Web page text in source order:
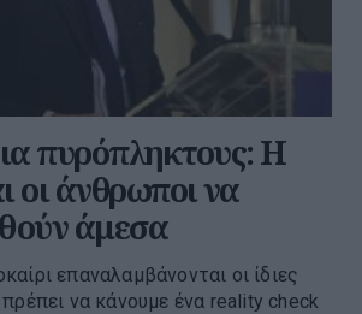
πυρόπληκτους: Η
οι άνθρωποι να
άμεσα
επαναλαμβάνονται οι ίδιες
να κάνουμε ένα reality check